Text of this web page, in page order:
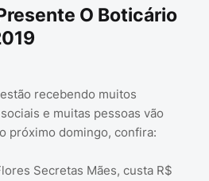
O Boticário
recebendo muitos
e muitas pessoas vão
próximo domingo, confira:
Secretas Mães, custa R$